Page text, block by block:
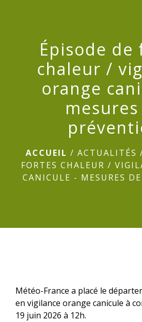
Épisode de
chaleur /
orange
ACCUEIL / ACTUALITÉS
FORTES CHALEUR /
CANICULE - MESURES
Météo-France a placé le
en vigilance orange canicule à
19 juin 2026 à 12h.